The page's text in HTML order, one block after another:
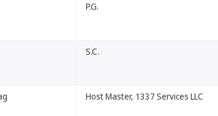
P.G.
S.C.
Host Master, 1337 Services LLC